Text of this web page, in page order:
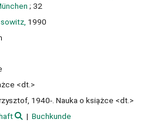
; 32
1990
<dt.>
1940-. Nauka o ksia̜żce <dt.>
Buchkunde